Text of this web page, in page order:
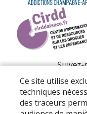
Ce site utilise
techniques
des traceurs